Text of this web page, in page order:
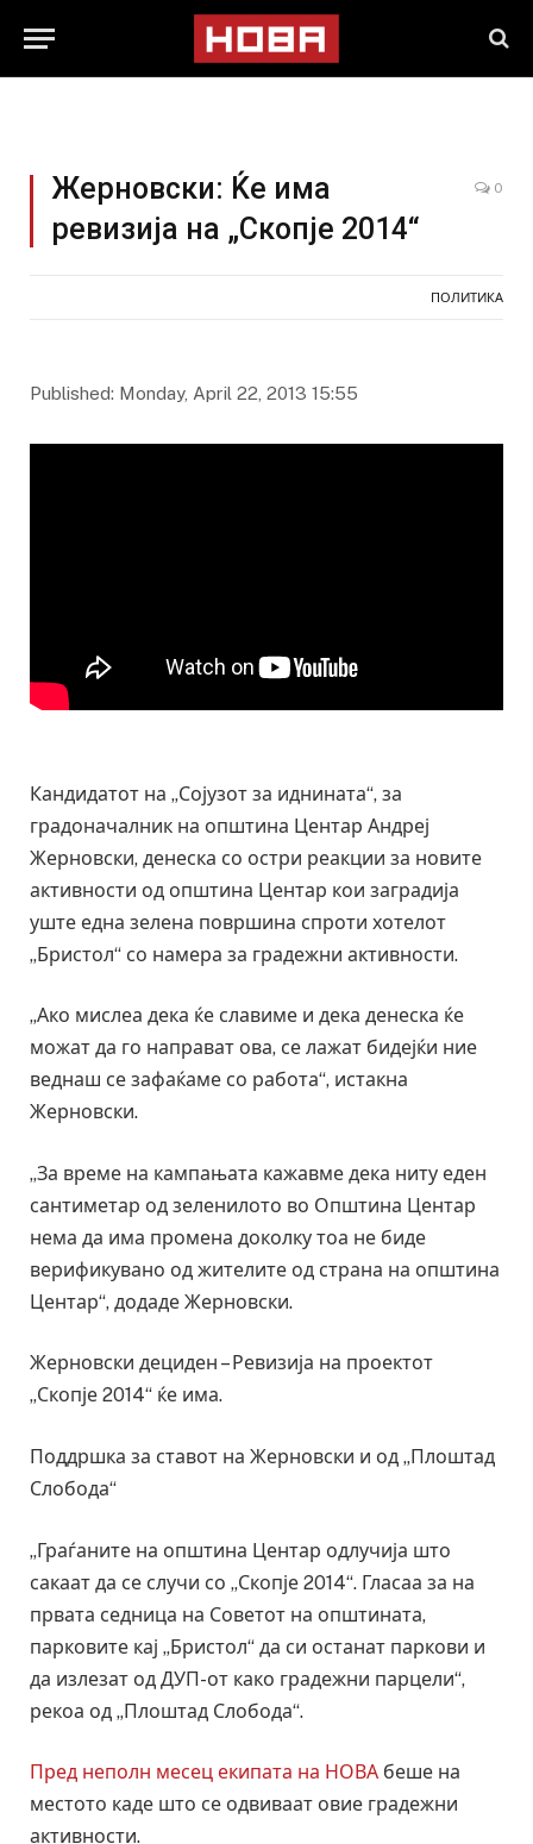
Жерновски: Ќе има
ревизија на „Скопје 2014“
0
ПОЛИТИКА
Published: Monday, April 22, 2013 15:55
Кандидатот на „Сојузот за иднината“, за
градоначалник на општина Центар Андреј
Жерновски, денеска со остри реакции за новите
активности од општина Центар кои заградија
уште една зелена површина спроти хотелот
„Бристол“ со намера за градежни активности.
„Ако мислеа дека ќе славиме и дека денеска ќе
можат да го направат ова, се лажат бидејќи ние
веднаш се зафаќаме со работа“, истакна
Жерновски.
„За време на кампањата кажавме дека ниту еден
сантиметар од зеленилото во Општина Центар
нема да има промена доколку тоа не биде
верификувано од жителите од страна на општина
Центар“, додаде Жерновски.
Жерновски дециден – Ревизија на проектот
„Скопје 2014“ ќе има.
Поддршка за ставот на Жерновски и од „Плоштад
Слобода“
„Граѓаните на општина Центар одлучија што
сакаат да се случи со „Скопје 2014“. Гласаа за на
првата седница на Советот на општината,
парковите кај „Бристол“ да си останат паркови и
да излезат од ДУП-от како градежни парцели“,
рекоа од „Плоштад Слобода“.
Пред неполн месец екипата на НОВА беше на
местото каде што се одвиваат овие градежни
активности.